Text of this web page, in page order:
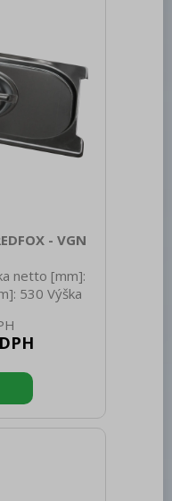
- VGN
netto [mm]:
530 Výška
Hloubka
brutto [mm]:
Úchyty: Ne
Velikost
2/4 Otvor